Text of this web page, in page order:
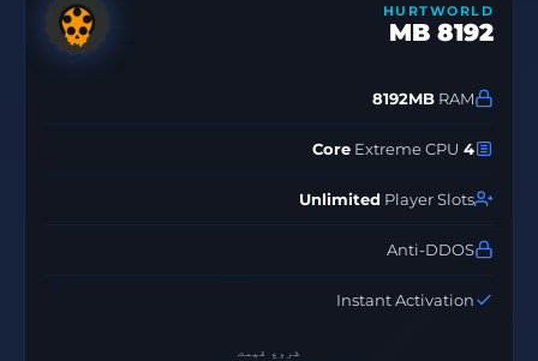
HURTWORLD
8192 MB
8192MB RAM
4 Core
Extreme CPU
Unlimited Player Slots
Anti-DDOS
Instant Activation
شروع قیمت